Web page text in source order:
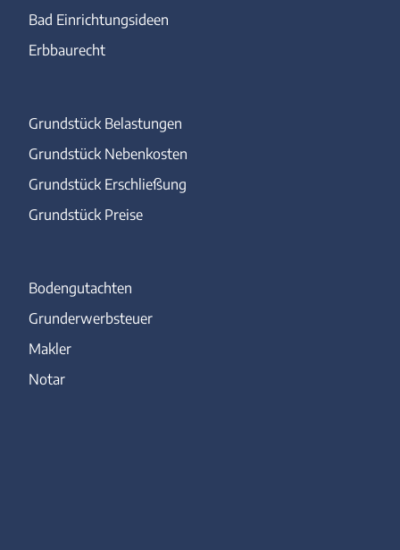
Bad Einrichtungsideen
Erbbaurecht
Grundstück Belastungen
Grundstück Nebenkosten
Grundstück Erschließung
Grundstück Preise
Bodengutachten
Grunderwerbsteuer
Makler
Notar